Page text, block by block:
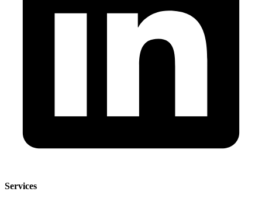
Services